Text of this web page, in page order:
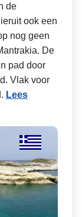
de
ook een
nog geen
De
pad door
Vlak voor
Lees